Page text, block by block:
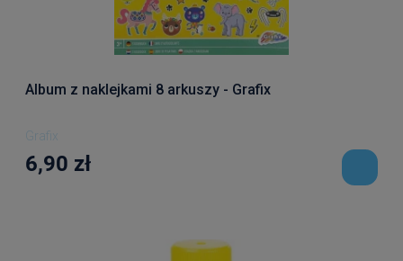
Album z naklejkami 8 arkuszy - Grafix
Grafix
6,90 zł